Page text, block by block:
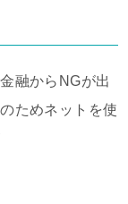
融からNGが出
ためネットを使